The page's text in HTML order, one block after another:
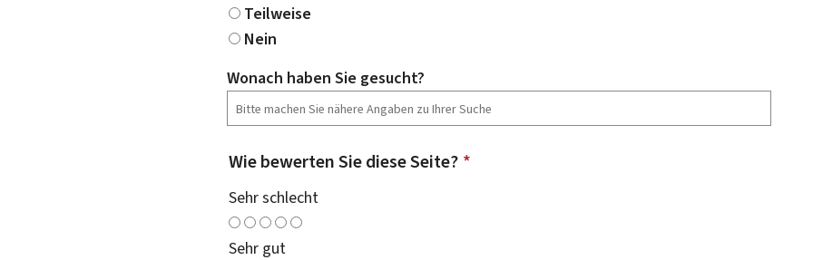
Teilweise
Nein
Wonach haben Sie gesucht?
Wie bewerten Sie diese Seite? *
Sehr schlecht
Sehr gut